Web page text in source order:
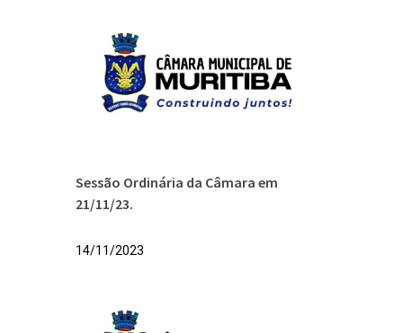
Sessão Ordinária da Câmara em
21/11/23.
14/11/2023